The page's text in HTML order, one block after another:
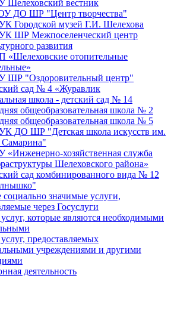
Шелеховский вестник
ДО ШР "Центр творчества"
Городской музей Г.И. Шелехова
ШР Межпоселенческий центр
развития
«Шелеховские отопительные
ШР "Оздоровительный центр"
сад № 4 «Журавлик
школа - детский сад № 14
общеобразовательная школа № 2
общеобразовательная школа № 5
ДО ШР "Детская школа искусств им.
хозяйственная служба
Шелеховского района»
сад комбинированного вида № 12
значимые услуги,
через Госуслуги
которые являются необходимыми
предоставляемых
учреждениями и другими
деятельность